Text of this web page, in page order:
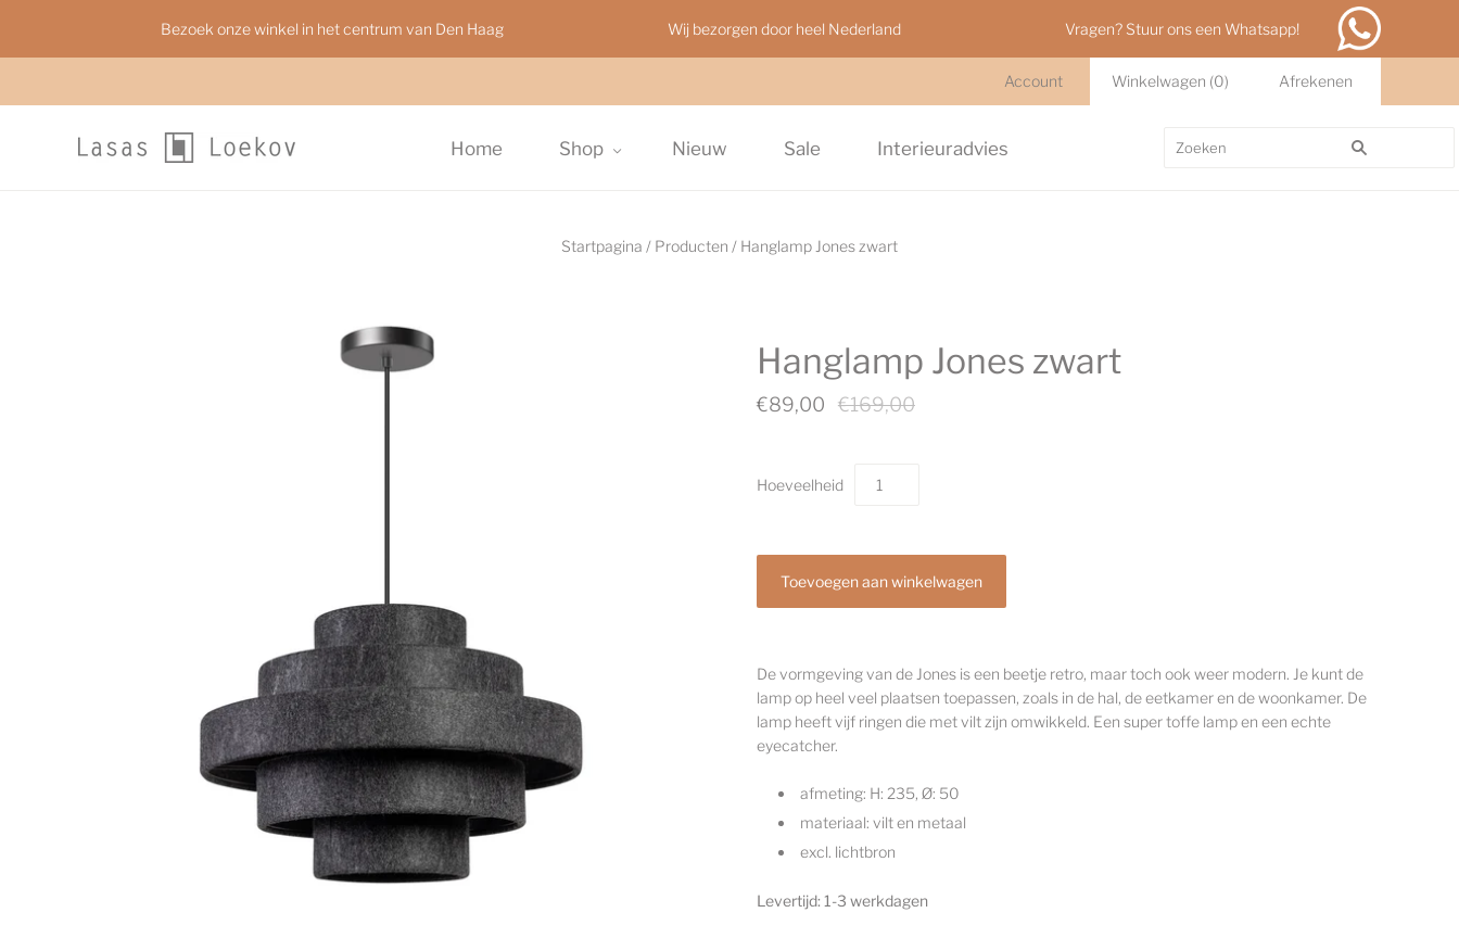
Bezoek onze winkel in het centrum van Den Haag Wij bezorgen door heel Nederland Vragen? Stuur ons een Whatsapp!
Account Winkelwagen (0) Afrekenen
Home Shop Nieuw Sale Interieuradvies
Startpagina / Producten / Hanglamp Jones zwart
Hanglamp Jones zwart
€89,00 €169,00
Hoeveelheid
De vormgeving van de Jones is een beetje retro, maar toch ook weer modern. Je kunt de
lamp op heel veel plaatsen toepassen, zoals in de hal, de eetkamer en de woonkamer. De
lamp heeft vijf ringen die met vilt zijn omwikkeld. Een super toffe lamp en een echte
eyecatcher.
afmeting: H: 235, Ø: 50
materiaal: vilt en metaal
excl. lichtbron
Levertijd: 1-3 werkdagen